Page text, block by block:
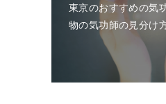
東京のおすすめの気
物の気功師の見分け